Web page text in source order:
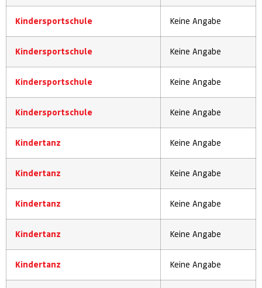
Kindersportschule Keine Angabe
Kindersportschule Keine Angabe
Kindersportschule Keine Angabe
Kindersportschule Keine Angabe
Kindertanz Keine Angabe
Kindertanz Keine Angabe
Kindertanz Keine Angabe
Kindertanz Keine Angabe
Kindertanz Keine Angabe